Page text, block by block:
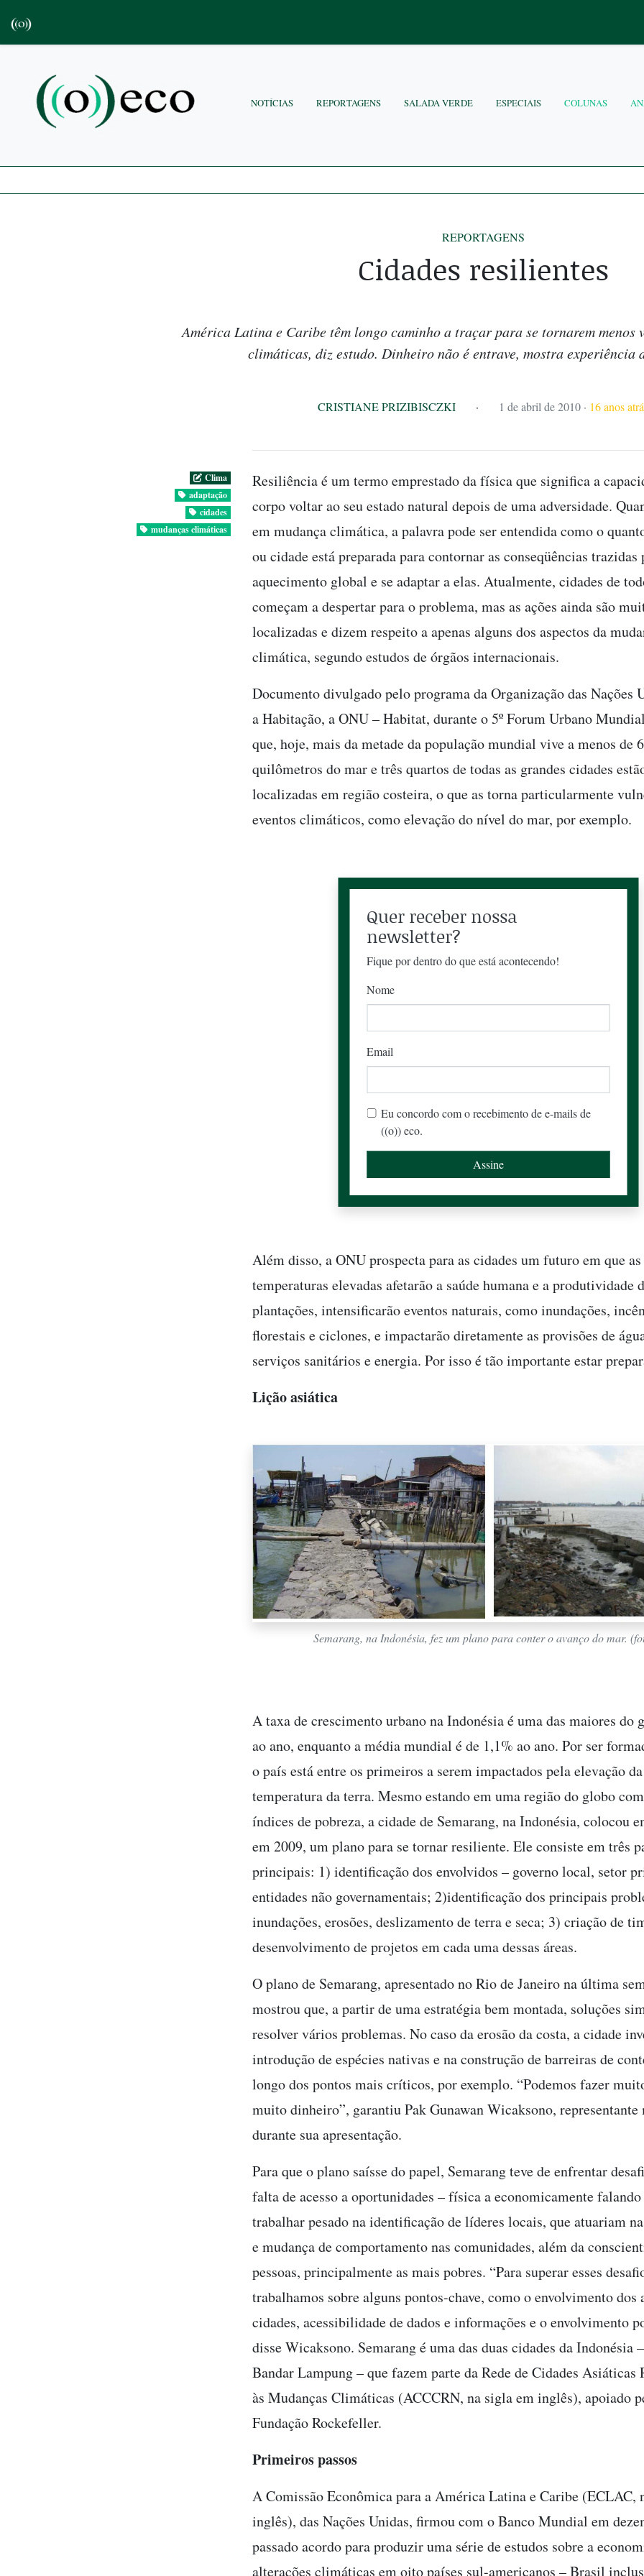
NOTÍCIAS REPORTAGENS SALADA VERDE ESPECIAIS COLUNAS
REPORTAGENS
Cidades resilientes
América Latina e Caribe têm longo caminho a traçar para se tornarem menos
climáticas, diz estudo. Dinheiro não é entrave, mostra experiência
CRISTIANE PRIZIBISCZKI · 1 de abril de 2010 · 16 anos
Clima
adaptação
cidades
mudanças climáticas
Resiliência é um termo emprestado da física que significa a
corpo voltar ao seu estado natural depois de uma adversidade.
em mudança climática, a palavra pode ser entendida como o
ou cidade está preparada para contornar as conseqüências trazidas
aquecimento global e se adaptar a elas. Atualmente, cidades de
começam a despertar para o problema, mas as ações ainda são
localizadas e dizem respeito a apenas alguns dos aspectos da
climática, segundo estudos de órgãos internacionais.
Documento divulgado pelo programa da Organização das Nações
a Habitação, a ONU – Habitat, durante o 5º Forum Urbano
que, hoje, mais da metade da população mundial vive a menos de
quilômetros do mar e três quartos de todas as grandes cidades
localizadas em região costeira, o que as torna particularmente
eventos climáticos, como elevação do nível do mar, por exemplo.
Quer receber nossa
newsletter?
Fique por dentro do que está acontecendo!
Nome
Email
Eu concordo com o recebimento de e-mails de
((o)) eco.
Além disso, a ONU prospecta para as cidades um futuro em que as
temperaturas elevadas afetarão a saúde humana e a produtividade
plantações, intensificarão eventos naturais, como inundações,
florestais e ciclones, e impactarão diretamente as provisões de
serviços sanitários e energia. Por isso é tão importante estar
Lição asiática
Semarang, na Indonésia, fez um plano para conter o avanço do mar.
A taxa de crescimento urbano na Indonésia é uma das maiores do
ao ano, enquanto a média mundial é de 1,1% ao ano. Por ser
o país está entre os primeiros a serem impactados pela elevação da
temperatura da terra. Mesmo estando em uma região do globo
índices de pobreza, a cidade de Semarang, na Indonésia, colocou
em 2009, um plano para se tornar resiliente. Ele consiste em três
principais: 1) identificação dos envolvidos – governo local, setor
entidades não governamentais; 2)identificação dos principais
inundações, erosões, deslizamento de terra e seca; 3) criação de
desenvolvimento de projetos em cada uma dessas áreas.
O plano de Semarang, apresentado no Rio de Janeiro na última
mostrou que, a partir de uma estratégia bem montada, soluções
resolver vários problemas. No caso da erosão da costa, a cidade
introdução de espécies nativas e na construção de barreiras de
longo dos pontos mais críticos, por exemplo. “Podemos fazer
muito dinheiro”, garantiu Pak Gunawan Wicaksono,
durante sua apresentação.
Para que o plano saísse do papel, Semarang teve de enfrentar
falta de acesso a oportunidades – física a economicamente falando
trabalhar pesado na identificação de líderes locais, que atuariam
e mudança de comportamento nas comunidades, além da
pessoas, principalmente as mais pobres. “Para superar esses
trabalhamos sobre alguns pontos-chave, como o envolvimento dos
cidades, acessibilidade de dados e informações e o envolvimento
disse Wicaksono. Semarang é uma das duas cidades da Indonésia
Bandar Lampung – que fazem parte da Rede de Cidades Asiáticas
às Mudanças Climáticas (ACCCRN, na sigla em inglês), apoiado
Fundação Rockefeller.
Primeiros passos
A Comissão Econômica para a América Latina e Caribe (ECLAC,
inglês), das Nações Unidas, firmou com o Banco Mundial em
passado acordo para produzir uma série de estudos sobre a
alterações climáticas em oito países sul-americanos – Brasil